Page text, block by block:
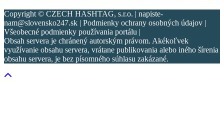
Copyright © CZECH HASHTAG, s.r.o. | napiste-
nam@slovensko247.sk | Podmienky ochrany osobných údajov |
Všeobecné podmienky používania portálu |
Obsah servera je chránený autorským právom. Akékoľvek
využívanie obsahu servera, vrátane publikovania alebo iného šírenia
obsahu servera, je bez písomného súhlasu zakázané.